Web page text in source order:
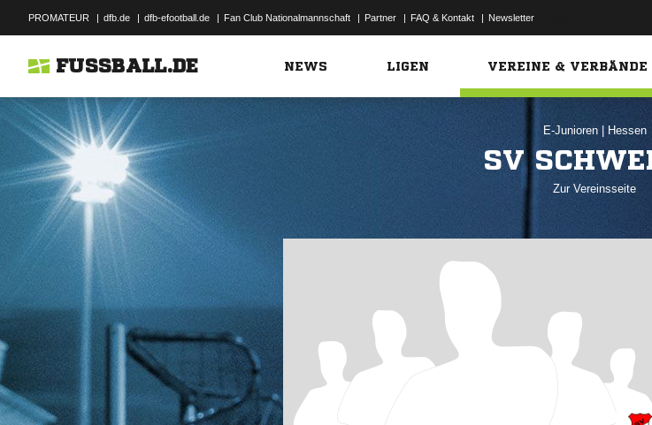
PROMATEUR | dfb.de | dfb-efootball.de | Fan Club Nationalmannschaft | Partner | FAQ & Kontakt | Newsletter
FUSSBALL.DE NEWS LIGEN VEREINE & VERBÄNDE
E-Junioren Hessen
SV
Zur Vereinsseite